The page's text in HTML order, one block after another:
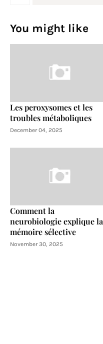
You might like
Les peroxysomes et les
troubles métaboliques
December 04, 2025
Comment la
neurobiologie explique la
mémoire sélective
November 30, 2025